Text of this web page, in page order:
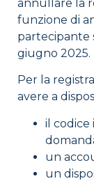
annullare la
funzione di
partecipante
giugno 2025.
Per la
avere a
il
un
un